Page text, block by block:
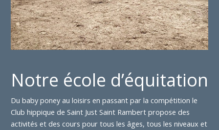
Notre école d’équitation
Du baby poney au loisirs en passant par la compétition le
Club hippique de Saint Just Saint Rambert propose des
activités et des cours pour tous les âges, tous les niveaux et